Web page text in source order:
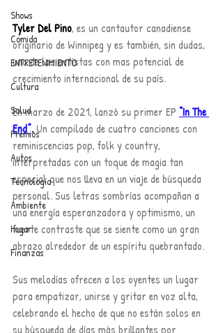
dinamicaseltrendytop@gmail.com
Shows
Comida
ENTRETENIMIENTO
Cultura
Salud
Premios
Autos
Tecnología
Ambiente
Hogar
Finanzas
Tyler Del Pino, es un cantautor canadiense
originario de Winnipeg y es también, sin dudas,
uno de los artistas con mas potencial de
crecimiento internacional de su país.
En marzo de 2021, lanzó su primer EP “In The
End”. Un compilado de cuatro canciones con
reminiscencias pop, folk y country,
interpretadas con un toque de magia tan
especial que nos lleva en un viaje de búsqueda
personal. Sus letras sombrías acompañan a
una energía esperanzadora y optimismo, un
fuerte contraste que se siente como un gran
abrazo alrededor de un espíritu quebrantado.
Sus melodías ofrecen a los oyentes un lugar
para empatizar, unirse y gritar en voz alta,
celebrando el hecho de que no están solos en
su búsqueda de días más brillantes por